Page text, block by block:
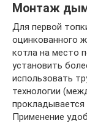
Монтаж
Для первой
оцинкованного
котла на место
установить
использовать
технологии
Применение